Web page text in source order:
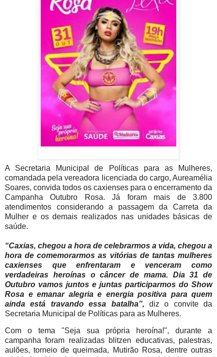
A Secretaria Municipal de Políticas para as Mulheres,
comandada pela vereadora licenciada do cargo, Aureamélia
Soares, convida todos os caxienses para o encerramento da
Campanha Outubro Rosa. Já foram mais de 3.800
atendimentos considerando a passagem da Carreta da
Mulher e os demais realizados nas unidades básicas de
saúde.
“Caxias, chegou a hora de celebrarmos a vida, chegou a
hora de comemorarmos as vitórias de tantas mulheres
caxienses que enfrentaram e venceram como
verdadeiras heroínas o câncer de mama. Dia 31 de
Outubro vamos juntos e juntas participarmos do Show
Rosa e emanar alegria e energia positiva para quem
ainda está travando essa batalha”, diz o convite da
Secretaria Municipal de Políticas para as Mulheres.
Com o tema "Seja sua própria heroína!", durante a
campanha foram realizadas blitzen educativas, palestras,
aulões, torneio de queimada, Mutirão Rosa, dentre outras